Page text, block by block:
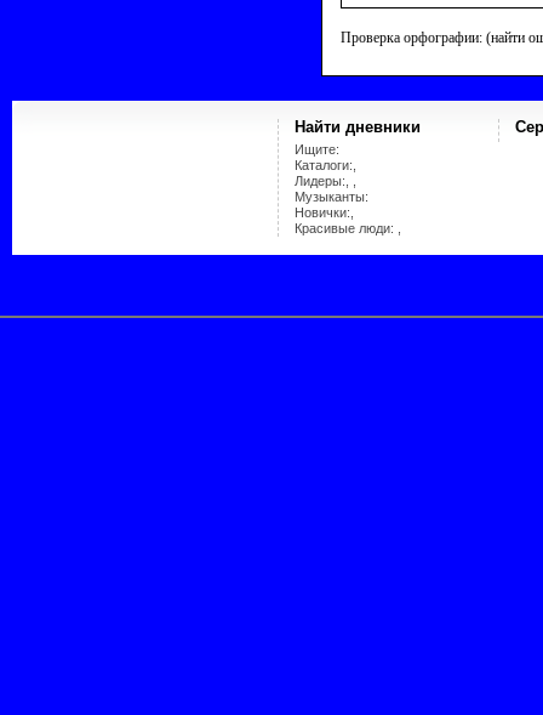
Проверка орфографии: (найти
Найти дневники
Ищите:
Каталоги:,
Лидеры:, ,
Музыканты:
Новички:,
Красивые люди: ,